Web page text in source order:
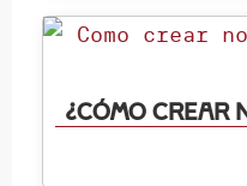
¿Cómo crear